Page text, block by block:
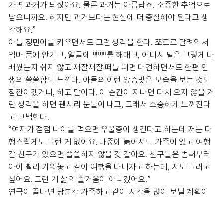
가면 과거가 되잖아요. 물론 과거는 아름답죠. 소중한 추억으로
남으니까요. 하지만 과거보다는 현실에 더 충실해야 된다고 생
각해요.”
아들 정민이를 키우면서도 그런 생각을 한다. 쪼르르 달려와서
엄마 품에 안기고, 얼굴에 뽀뽀를 해대고, 어디서 말은 그렇게 다
배웠는지 쉬지 않고 재잘재잘 떠들 때면 대견하면서도 한편 인
생의 쓸쓸함도 느낀다. 아들의 이런 앙증맞은 모습을 보는 것도
잠깐이겠거니, 하고 말이다. 이 순간이 지나면 다시 오지 않을 거
란 생각을 하면 괜시리 눈물이 나고, 그래서 소중하게 느껴진다
고 고백한다.
“여자가 점점 나이를 먹으면 우울증이 생긴다고 하는데 저는 다
행스럽게도 그런 게 없어요. 나중에 늙어서도 가족이 있고 여행
갈 친구가 있으면 쓸쓸하지 않을 것 같아요. 친구들은 벌써부터
아이 빨리 키워놓고 같이 여행을 다니자고 하는데, 저도 그러고
싶어요. 그런 게 삶의 즐거움이 아니겠어요.”
연극이 끝나면 당분간 가족하고 같이 시간을 많이 보낼 계획이